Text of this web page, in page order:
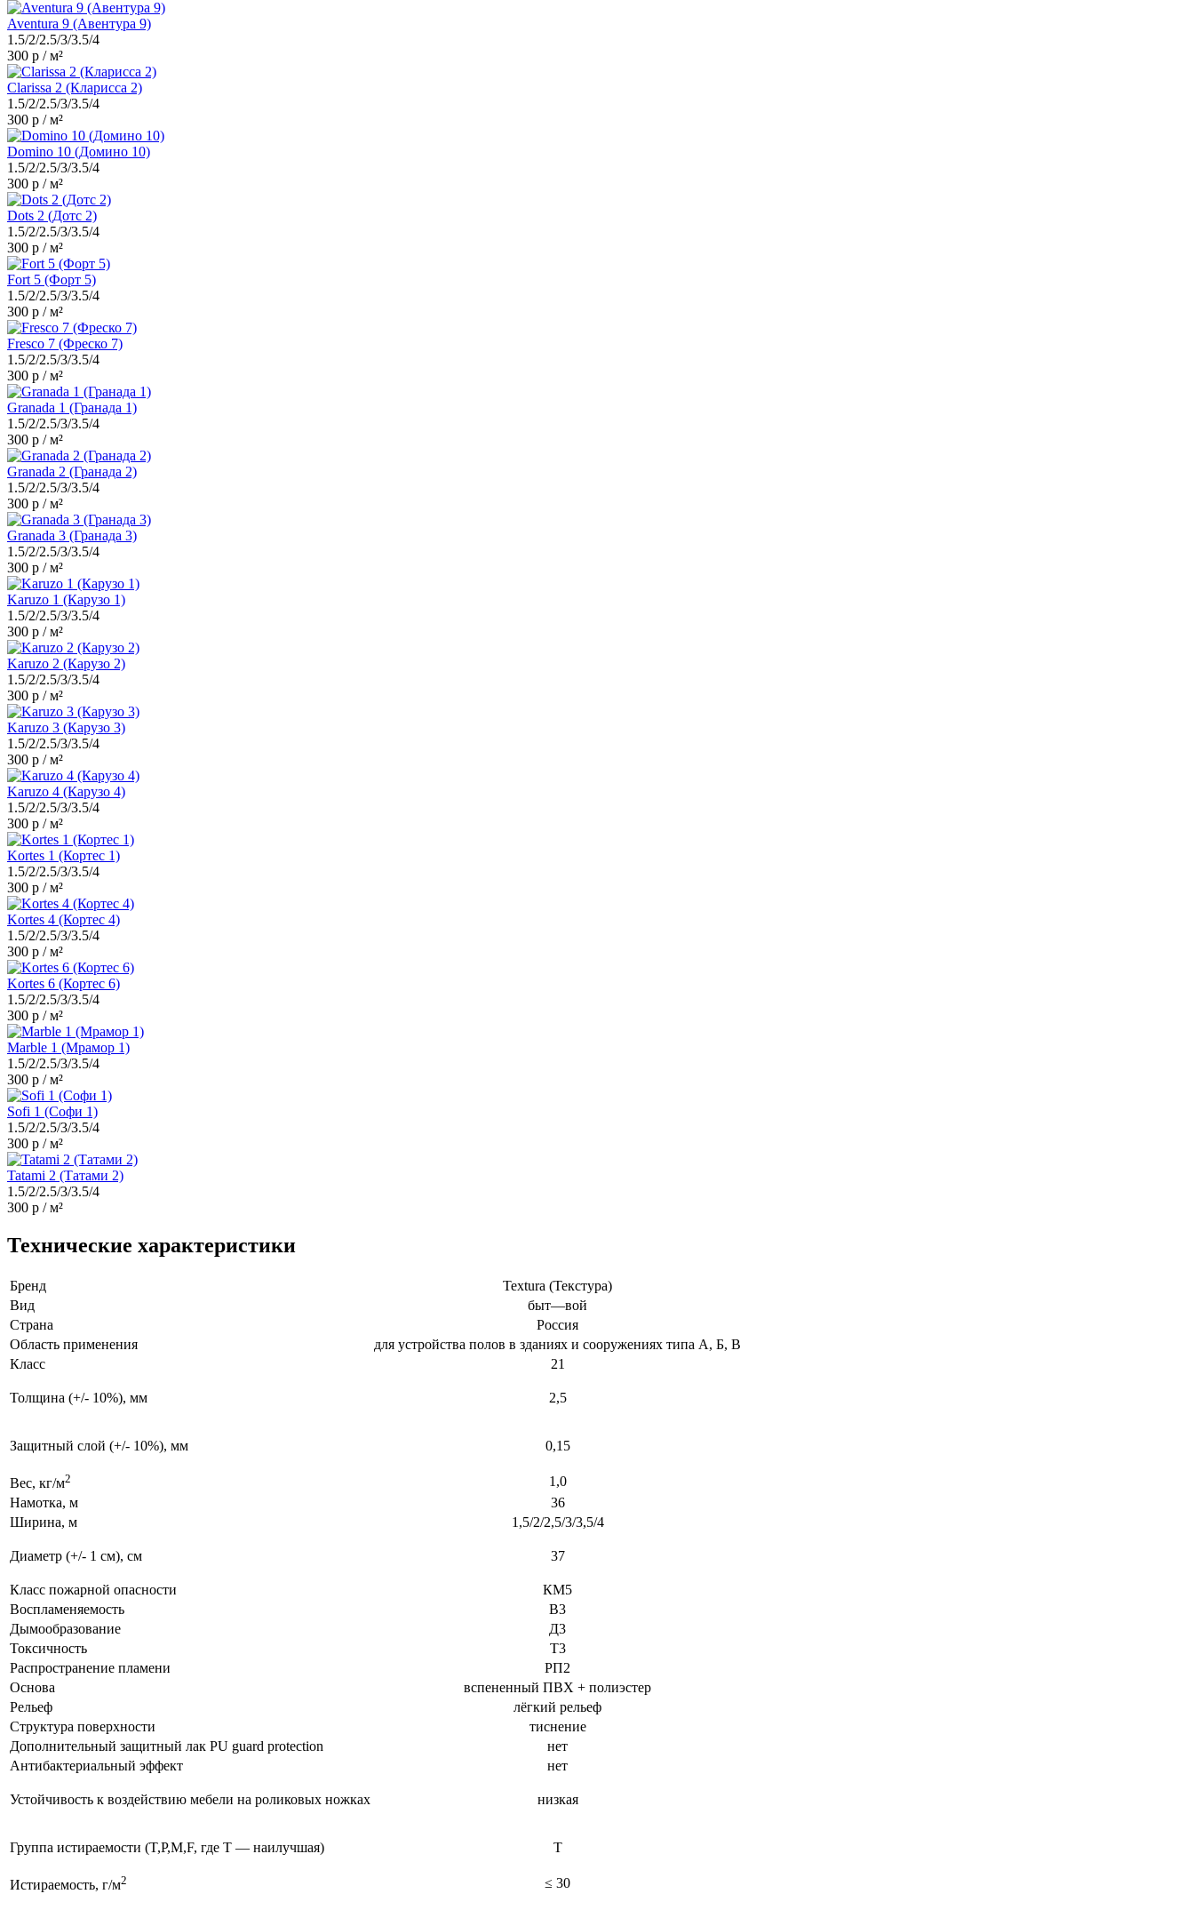
Aventura 9 (Авентура 9)
1.5/2/2.5/3/3.5/4
300 р / м²
Clarissa 2 (Кларисса 2)
1.5/2/2.5/3/3.5/4
300 р / м²
Domino 10 (Домино 10)
1.5/2/2.5/3/3.5/4
300 р / м²
Dots 2 (Дотс 2)
1.5/2/2.5/3/3.5/4
300 р / м²
Fort 5 (Форт 5)
1.5/2/2.5/3/3.5/4
300 р / м²
Fresco 7 (Фреско 7)
1.5/2/2.5/3/3.5/4
300 р / м²
Granada 1 (Гранада 1)
1.5/2/2.5/3/3.5/4
300 р / м²
Granada 2 (Гранада 2)
1.5/2/2.5/3/3.5/4
300 р / м²
Granada 3 (Гранада 3)
1.5/2/2.5/3/3.5/4
300 р / м²
Karuzo 1 (Карузо 1)
1.5/2/2.5/3/3.5/4
300 р / м²
Karuzo 2 (Карузо 2)
1.5/2/2.5/3/3.5/4
300 р / м²
Karuzo 3 (Карузо 3)
1.5/2/2.5/3/3.5/4
300 р / м²
Karuzo 4 (Карузо 4)
1.5/2/2.5/3/3.5/4
300 р / м²
Kortes 1 (Кортес 1)
1.5/2/2.5/3/3.5/4
300 р / м²
Kortes 4 (Кортес 4)
1.5/2/2.5/3/3.5/4
300 р / м²
Kortes 6 (Кортес 6)
1.5/2/2.5/3/3.5/4
300 р / м²
Marble 1 (Мрамор 1)
1.5/2/2.5/3/3.5/4
300 р / м²
Sofi 1 (Софи 1)
1.5/2/2.5/3/3.5/4
300 р / м²
Tatami 2 (Татами 2)
1.5/2/2.5/3/3.5/4
300 р / м²
Технические характеристики
Бренд
Textura (Текстура)
Вид
быт—вой
Страна
Россия
Область применения
для устройства полов в зданиях и сооружениях типа А, Б, В
Класс
21
Толщина (+/- 10%), мм 2,5
Защитный слой (+/- 10%), мм 0,15
Вес, кг/м2
1,0
Намотка, м
36
Ширина, м
1,5/2/2,5/3/3,5/4
Диаметр (+/- 1 см), см 37
Класс пожарной опасности
КМ5
Воспламеняемость
В3
Дымообразование
Д3
Токсичность
Т3
Распространение пламени
РП2
Основа
вспененный ПВХ + полиэстер
Рельеф
лёгкий рельеф
Структура поверхности
тиснение
Дополнительный защитный лак PU guard protection
нет
Антибактериальный эффект
нет
Устойчивость к воздействию мебели на роликовых ножках низкая
Группа истираемости (T,P,M,F, где T — наилучшая) T
Истираемость, г/м2 ≤ 30